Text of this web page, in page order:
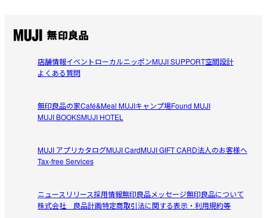
店舗情報イベントローカルニッポンMUJI SUPPORT空間設計
よくある質問
無印良品の家Café&Meal MUJIキャンプ場Found MUJI
MUJI BOOKSMUJI HOTEL
MUJI アプリカタログMUJI CardMUJI GIFT CARD法人のお客様へ
Tax-free Services
ニュースリリース採用情報無印良品メッセージ無印良品について
株式会社 良品計画特定商取引法に関する表示・利用規約等